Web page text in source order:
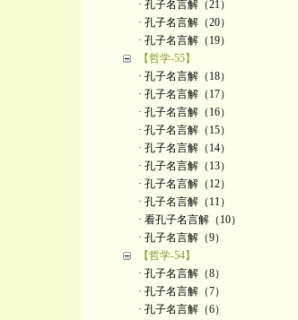
· 孔子名言解（21）
· 孔子名言解（20）
· 孔子名言解（19）
【哲学-55】
· 孔子名言解（18）
· 孔子名言解（17）
· 孔子名言解（16）
· 孔子名言解（15）
· 孔子名言解（14）
· 孔子名言解（13）
· 孔子名言解（12）
· 孔子名言解（11）
· 看孔子名言解（10）
· 孔子名言解（9）
【哲学-54】
· 孔子名言解（8）
· 孔子名言解（7）
· 孔子名言解（6）